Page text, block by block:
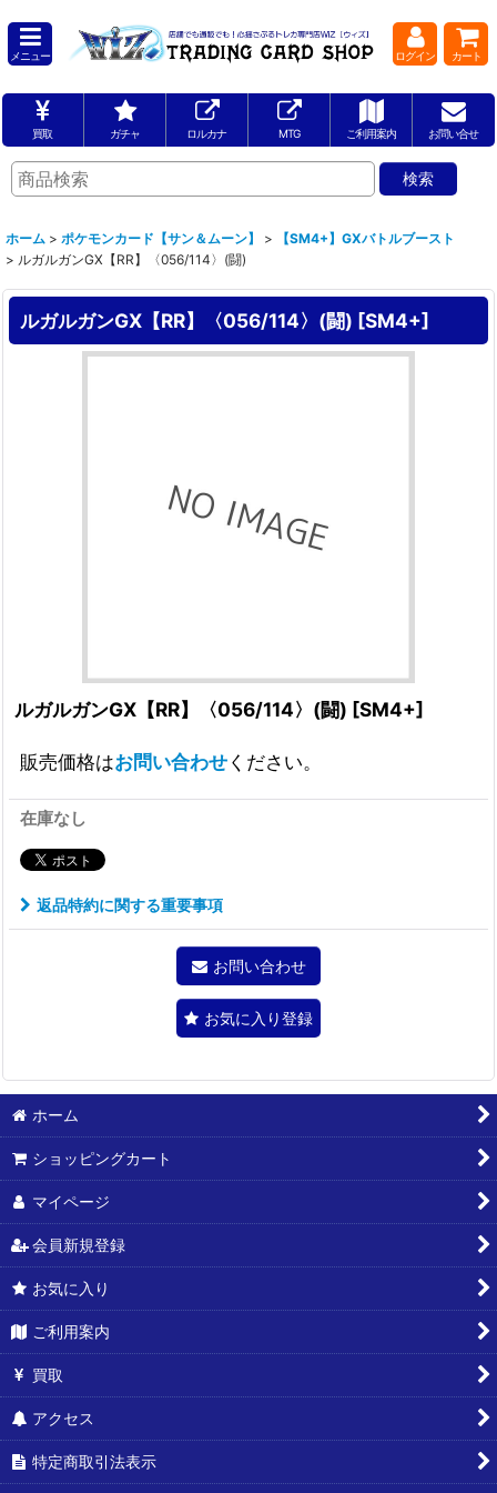
メニュー ログイン カート
買取 ガチャ ロルカナ MTG ご利用案内 お問い合せ
ホーム > ポケモンカード【サン＆ムーン】 >
【SM4+】GXバトルブースト
> ルガルガンGX【RR】〈056/114〉(闘)
ルガルガンGX【RR】〈056/114〉(闘) [SM4+]
ルガルガンGX【RR】〈056/114〉(闘) [SM4+]
販売価格はお問い合わせください。
在庫なし
返品特約に関する重要事項
お問い合わせ
お気に入り登録
ホーム
ショッピングカート
マイページ
会員新規登録
お気に入り
ご利用案内
買取
アクセス
特定商取引法表示